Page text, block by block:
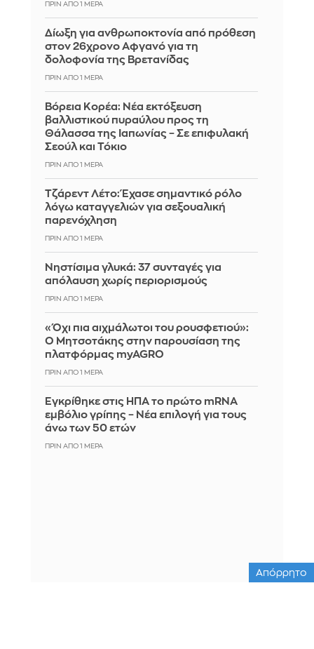
ΠΡΙΝ ΑΠΌ 1 ΜΈΡΑ
Δίωξη για ανθρωποκτονία από πρόθεση
στον 26χρονο Αφγανό για τη
δολοφονία της Βρετανίδας
ΠΡΙΝ ΑΠΌ 1 ΜΈΡΑ
Βόρεια Κορέα: Νέα εκτόξευση
βαλλιστικού πυραύλου προς τη
Θάλασσα της Ιαπωνίας – Σε επιφυλακή
Σεούλ και Τόκιο
ΠΡΙΝ ΑΠΌ 1 ΜΈΡΑ
Τζάρεντ Λέτο: Έχασε σημαντικό ρόλο
λόγω καταγγελιών για σεξουαλική
παρενόχληση
ΠΡΙΝ ΑΠΌ 1 ΜΈΡΑ
Νηστίσιμα γλυκά: 37 συνταγές για
απόλαυση χωρίς περιορισμούς
ΠΡΙΝ ΑΠΌ 1 ΜΈΡΑ
«Όχι πια αιχμάλωτοι του ρουσφετιού»:
Ο Μητσοτάκης στην παρουσίαση της
πλατφόρμας myAGRO
ΠΡΙΝ ΑΠΌ 1 ΜΈΡΑ
Εγκρίθηκε στις ΗΠΑ το πρώτο mRNA
εμβόλιο γρίπης – Νέα επιλογή για τους
άνω των 50 ετών
ΠΡΙΝ ΑΠΌ 1 ΜΈΡΑ
Απόρρητο